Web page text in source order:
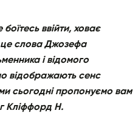
ввійти, ховає
це слова Джозефа
і відомого
відображають сенс
сьогодні пропонуємо вам
Кліффорд Н.